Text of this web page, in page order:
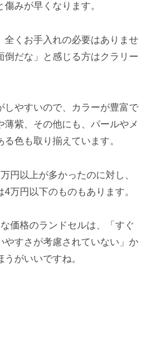
みが早くなります。
全くお手入れの必要はありませ
倒だな」と感じる方はクラリー
しやすいので、カラーが豊富で
紫、その他にも、パールやメ
色も取り揃えています。
円以上が多かったのに対し、
万円以下のものもあります。
価格のランドセルは、「すぐ
やすさが考慮されていない」か
がいいですね。